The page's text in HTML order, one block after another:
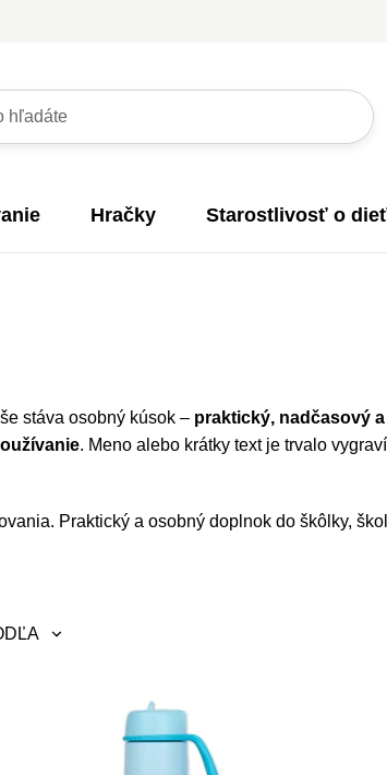
Hračky Starostlivosť o
stáva osobný kúsok – praktický, nadčasový
. Meno alebo krátky text je trvalo
Praktický a osobný doplnok do škôlky,